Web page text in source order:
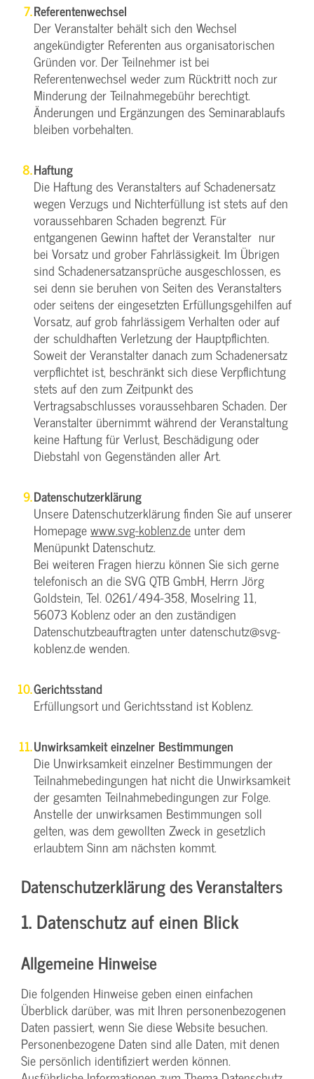
Referentenwechsel
Der Veranstalter behält sich den Wechsel
angekündigter Referenten aus organisatorischen
Gründen vor. Der Teilnehmer ist bei
Referentenwechsel weder zum Rücktritt noch zur
Minderung der Teilnahmegebühr berechtigt.
Änderungen und Ergänzungen des Seminarablaufs
bleiben vorbehalten.
Haftung
Die Haftung des Veranstalters auf Schadenersatz
wegen Verzugs und Nichterfüllung ist stets auf den
voraussehbaren Schaden begrenzt. Für
entgangenen Gewinn haftet der Veranstalter nur
bei Vorsatz und grober Fahrlässigkeit. Im Übrigen
sind Schadenersatzansprüche ausgeschlossen, es
sei denn sie beruhen von Seiten des Veranstalters
oder seitens der eingesetzten Erfüllungsgehilfen auf
Vorsatz, auf grob fahrlässigem Verhalten oder auf
der schuldhaften Verletzung der Hauptpflichten.
Soweit der Veranstalter danach zum Schadenersatz
verpflichtet ist, beschränkt sich diese Verpflichtung
stets auf den zum Zeitpunkt des
Vertragsabschlusses voraussehbaren Schaden. Der
Veranstalter übernimmt während der Veranstaltung
keine Haftung für Verlust, Beschädigung oder
Diebstahl von Gegenständen aller Art.
Datenschutzerklärung
Unsere Datenschutzerklärung finden Sie auf unserer
Homepagewww.svg-koblenz.de unter dem
Menüpunkt Datenschutz.
Bei weiteren Fragen hierzu können Sie sich gerne
telefonisch an die SVG QTB GmbH, Herrn Jörg
Goldstein, Tel. 0261/494-358, Moselring 11,
56073 Koblenz oder an den zuständigen
Datenschutzbeauftragten unter datenschutz@svg-
koblenz.de wenden.
Gerichtsstand
Erfüllungsort und Gerichtsstand ist Koblenz.
Unwirksamkeit einzelner Bestimmungen
Die Unwirksamkeit einzelner Bestimmungen der
Teilnahmebedingungen hat nicht die Unwirksamkeit
der gesamten Teilnahmebedingungen zur Folge.
Anstelle der unwirksamen Bestimmungen soll
gelten, was dem gewollten Zweck in gesetzlich
erlaubtem Sinn am nächsten kommt.
Datenschutzerklärung des Veranstalters
1. Datenschutz auf einen Blick
Allgemeine Hinweise
Die folgenden Hinweise geben einen einfachen
Überblick darüber, was mit Ihren personenbezogenen
Daten passiert, wenn Sie diese Website besuchen.
Personenbezogene Daten sind alle Daten, mit denen
Sie persönlich identifiziert werden können.